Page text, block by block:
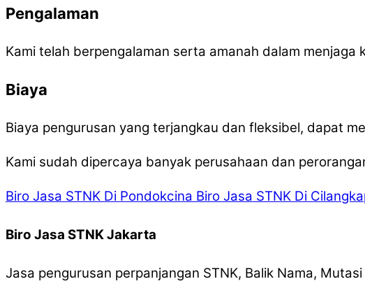
Pengalaman
Kami telah berpengalaman serta amanah dalam
Biaya
Biaya pengurusan yang terjangkau dan fleksibel, dapat
Kami sudah dipercaya banyak perusahaan dan
Biro Jasa STNK Di Pondokcina Biro Jasa STNK Di
Biro Jasa STNK Jakarta
Jasa pengurusan perpanjangan STNK, Balik Nama, Mutasi